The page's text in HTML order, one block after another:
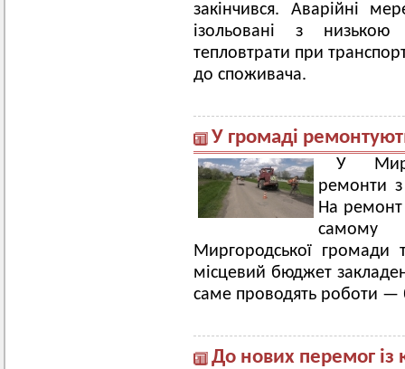
закінчився. Аварійні
ізольовані з низькою
тепловтрати при
до споживача.
У громаді
У
ремонти з
На ремонт
самому
Миргородської
місцевий бюджет
саме проводять роботи —
До нових перемог із